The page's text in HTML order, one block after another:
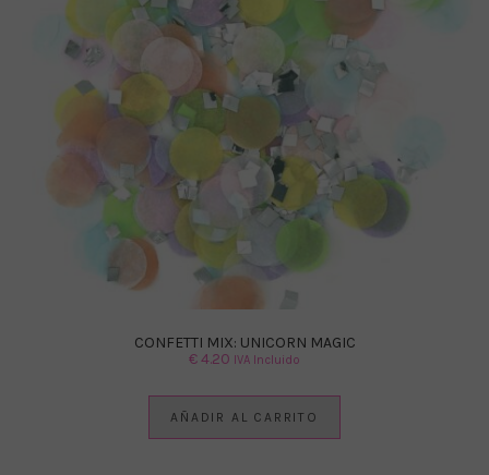
CONFETTI MIX: UNICORN MAGIC
€4.20 IVA Incluido
AÑADIR AL CARRITO